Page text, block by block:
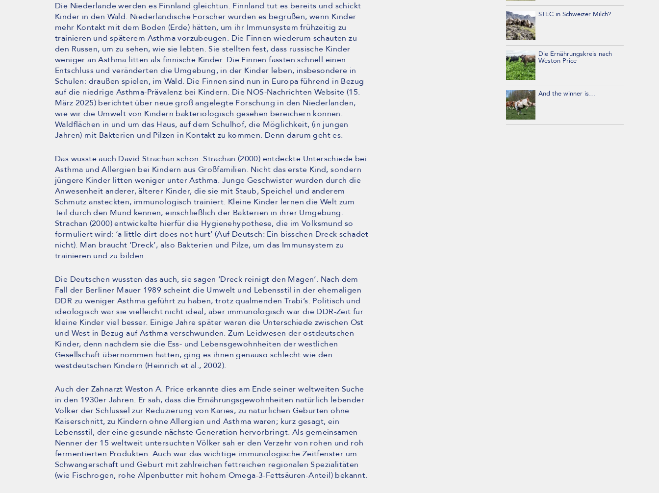
Die Niederlande werden es Finnland gleichtun. Finnland tut es bereits und schickt
Kinder in den Wald. Niederländische Forscher würden es begrüßen, wenn Kinder
mehr Kontakt mit dem Boden (Erde) hätten, um ihr Immunsystem frühzeitig zu
trainieren und späterem Asthma vorzubeugen. Die Finnen wiederum schauten zu
den Russen, um zu sehen, wie sie lebten. Sie stellten fest, dass russische Kinder
weniger an Asthma litten als finnische Kinder. Die Finnen fassten schnell einen
Entschluss und veränderten die Umgebung, in der Kinder leben, insbesondere in
Schulen: draußen spielen, im Wald. Die Finnen sind nun in Europa führend in Bezug
auf die niedrige Asthma-Prävalenz bei Kindern. Die NOS-Nachrichten Website (15.
März 2025) berichtet über neue groß angelegte Forschung in den Niederlanden,
wie wir die Umwelt von Kindern bakteriologisch gesehen bereichern können.
Waldflächen in und um das Haus, auf dem Schulhof, die Möglichkeit, (in jungen
Jahren) mit Bakterien und Pilzen in Kontakt zu kommen. Denn darum geht es.
Das wusste auch David Strachan schon. Strachan (2000) entdeckte Unterschiede bei
Asthma und Allergien bei Kindern aus Großfamilien. Nicht das erste Kind, sondern
jüngere Kinder litten weniger unter Asthma. Junge Geschwister wurden durch die
Anwesenheit anderer, älterer Kinder, die sie mit Staub, Speichel und anderem
Schmutz ansteckten, immunologisch trainiert. Kleine Kinder lernen die Welt zum
Teil durch den Mund kennen, einschließlich der Bakterien in ihrer Umgebung.
Strachan (2000) entwickelte hierfür die Hygienehypothese, die im Volksmund so
formuliert wird: ‘a little dirt does not hurt’ (Auf Deutsch: Ein bisschen Dreck schadet
nicht). Man braucht ‘Dreck’, also Bakterien und Pilze, um das Immunsystem zu
trainieren und zu bilden.
Die Deutschen wussten das auch, sie sagen ‘Dreck reinigt den Magen’. Nach dem
Fall der Berliner Mauer 1989 scheint die Umwelt und Lebensstil in der ehemaligen
DDR zu weniger Asthma geführt zu haben, trotz qualmenden Trabi’s. Politisch und
ideologisch war sie vielleicht nicht ideal, aber immunologisch war die DDR-Zeit für
kleine Kinder viel besser. Einige Jahre später waren die Unterschiede zwischen Ost
und West in Bezug auf Asthma verschwunden. Zum Leidwesen der ostdeutschen
Kinder, denn nachdem sie die Ess- und Lebensgewohnheiten der westlichen
Gesellschaft übernommen hatten, ging es ihnen genauso schlecht wie den
westdeutschen Kindern (Heinrich et al., 2002).
Auch der Zahnarzt Weston A. Price erkannte dies am Ende seiner weltweiten Suche
in den 1930er Jahren. Er sah, dass die Ernährungsgewohnheiten natürlich lebender
Völker der Schlüssel zur Reduzierung von Karies, zu natürlichen Geburten ohne
Kaiserschnitt, zu Kindern ohne Allergien und Asthma waren; kurz gesagt, ein
Lebensstil, der eine gesunde nächste Generation hervorbringt. Als gemeinsamen
Nenner der 15 weltweit untersuchten Völker sah er den Verzehr von rohen und roh
fermentierten Produkten. Auch war das wichtige immunologische Zeitfenster um
Schwangerschaft und Geburt mit zahlreichen fettreichen regionalen Spezialitäten
(wie Fischrogen, rohe Alpenbutter mit hohem Omega-3-Fettsäuren-Anteil) bekannt.
STEC in Schweizer Milch?
Die Ernährungskreis nach
Weston Price
And the winner is…